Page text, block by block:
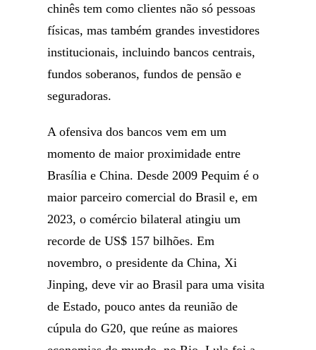
chinês tem como clientes não só pessoas
físicas, mas também grandes investidores
institucionais, incluindo bancos centrais,
fundos soberanos, fundos de pensão e
seguradoras.
A ofensiva dos bancos vem em um
momento de maior proximidade entre
Brasília e China. Desde 2009 Pequim é o
maior parceiro comercial do Brasil e, em
2023, o comércio bilateral atingiu um
recorde de US$ 157 bilhões. Em
novembro, o presidente da China, Xi
Jinping, deve vir ao Brasil para uma visita
de Estado, pouco antes da reunião de
cúpula do G20, que reúne as maiores